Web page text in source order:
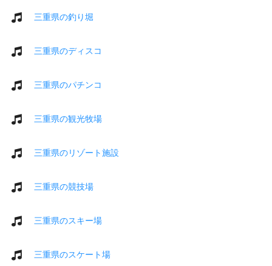
三重県の釣り堀
三重県のディスコ
三重県のパチンコ
三重県の観光牧場
三重県のリゾート施設
三重県の競技場
三重県のスキー場
三重県のスケート場